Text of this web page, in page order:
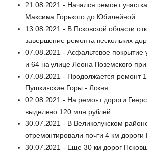
21.08.2021 - Начался ремонт
Максима Горького до Юбилейной
13.08.2021 - В Псковской области
завершение ремонта нескольких
07.08.2021 - Асфальтовое
и 64 на улице Леона Поземского
07.08.2021 - Продолжается ремонт
Пушкинские Горы - Локня
02.08.2021 - На ремонт дороги
выделено 120 млн рублей
30.07.2021 - В Великолукском
отремонтировали почти 4 км
30.07.2021 - Еще 30 км дорог